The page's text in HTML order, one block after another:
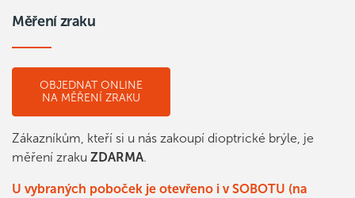
Měření zraku
OBJEDNAT ONLINE
NA MĚŘENÍ ZRAKU
Zákazníkům, kteří si u nás zakoupí dioptrické brýle, je
měření zraku ZDARMA.
U vybraných poboček je otevřeno i v SOBOTU (na